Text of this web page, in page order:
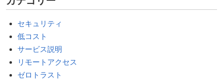
セキュリティ
低コスト
サービス説明
リモートアクセス
ゼロトラスト